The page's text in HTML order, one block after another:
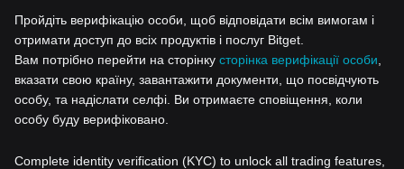
Пройдіть верифікацію особи, щоб відповідати всім вимогам і
отримати доступ до всіх продуктів і послуг Bitget.
Вам потрібно перейти на сторінку сторінка верифікації особи
вказати свою країну, завантажити документи, що посвідчують
особу, та надіслати селфі. Ви отримаєте сповіщення, коли
особу буду верифіковано.
Complete identity verification (KYC) to unlock all trading features,